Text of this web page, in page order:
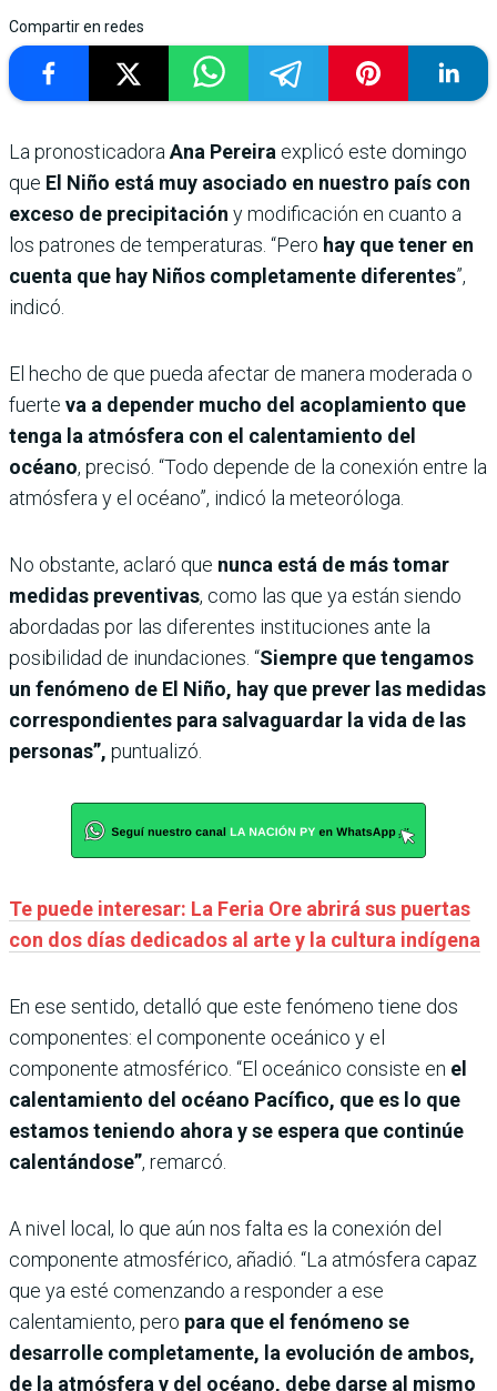
Compartir en redes
La pronosticadoraAna Pereira explicó este domingo
que El Niño está muy asociado en nuestro país con
exceso de precipitación y modificación en cuanto a
los patrones de temperaturas. “Pero hay que tener en
cuenta que hay Niños completamente diferentes”,
indicó.
El hecho de que pueda afectar de manera moderada o
fuerte va a depender mucho del acoplamiento que
tenga la atmósfera con el calentamiento del
océano, precisó. “Todo depende de la conexión entre la
atmósfera y el océano”, indicó la meteoróloga.
No obstante, aclaró que nunca está de más tomar
medidas preventivas, como las que ya están siendo
abordadas por las diferentes instituciones ante la
posibilidad de inundaciones. “Siempre que tengamos
un fenómeno de El Niño, hay que prever las medidas
correspondientes para salvaguardar la vida de las
personas”, puntualizó.
Te puede interesar: La Feria Ore abrirá sus puertas
con dos días dedicados al arte y la cultura indígena
En ese sentido, detalló que este fenómeno tiene dos
componentes: el componente oceánico y el
componente atmosférico. “El oceánico consiste en el
calentamiento del océano Pacífico, que es lo que
estamos teniendo ahora y se espera que continúe
calentándose”, remarcó.
A nivel local, lo que aún nos falta es la conexión del
componente atmosférico, añadió. “La atmósfera capaz
que ya esté comenzando a responder a ese
calentamiento, pero para que el fenómeno se
desarrolle completamente, la evolución de ambos,
de la atmósfera y del océano, debe darse al mismo